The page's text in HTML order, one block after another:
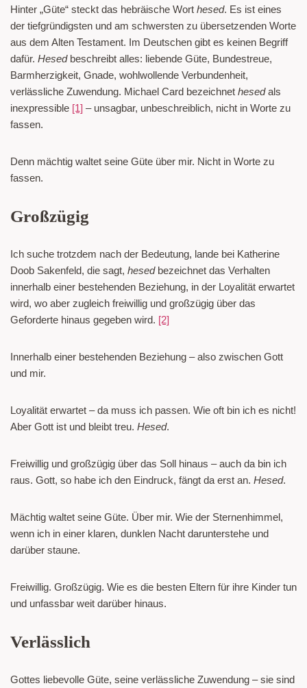
Hinter „Güte“ steckt das hebräische Wort hesed. Es ist eines
der tiefgründigsten und am schwersten zu übersetzenden Worte
aus dem Alten Testament. Im Deutschen gibt es keinen Begriff
dafür. Hesedbeschreibt alles: liebende Güte, Bundestreue,
Barmherzigkeit, Gnade, wohlwollende Verbundenheit,
verlässliche Zuwendung. Michael Card bezeichnet hesedals
inexpressible [1] – unsagbar, unbeschreiblich, nicht in Worte zu
fassen.
Denn mächtig waltet seine Güte über mir. Nicht in Worte zu
fassen.
Großzügig
Ich suche trotzdem nach der Bedeutung, lande bei Katherine
Doob Sakenfeld, die sagt, hesedbezeichnet das Verhalten
innerhalb einer bestehenden Beziehung, in der Loyalität erwartet
wird, wo aber zugleich freiwillig und großzügig über das
Geforderte hinaus gegeben wird. [2]
Innerhalb einer bestehenden Beziehung – also zwischen Gott
und mir.
Loyalität erwartet – da muss ich passen. Wie oft bin ich es nicht!
Aber Gott ist und bleibt treu. Hesed.
Freiwillig und großzügig über das Soll hinaus – auch da bin ich
raus. Gott, so habe ich den Eindruck, fängt da erst an. Hesed.
Mächtig waltet seine Güte. Über mir. Wie der Sternenhimmel,
wenn ich in einer klaren, dunklen Nacht darunterstehe und
darüber staune.
Freiwillig. Großzügig. Wie es die besten Eltern für ihre Kinder tun
und unfassbar weit darüber hinaus.
Verlässlich
Gottes liebevolle Güte, seine verlässliche Zuwendung – sie sind